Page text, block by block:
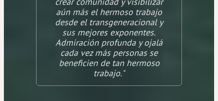
aún más el hermoso trabajo
desde el transgeneracional y
sus mejores exponentes.
Admiración profunda y ojalá
cada vez más personas se
beneficien de tan hermoso
trabajo."